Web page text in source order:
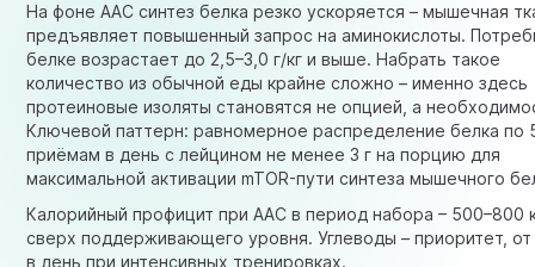
На фоне ААС синтез белка резко ускоряется – мышечная
предъявляет повышенный запрос на аминокислоты.
белке возрастает до 2,5–3,0 г/кг и выше. Набрать такое
количество из обычной еды крайне сложно – именно здесь
протеиновые изоляты становятся не опцией, а
Ключевой паттерн: равномерное распределение белка по
приёмам в день с лейцином не менее 3 г на порцию для
максимальной активации mTOR-пути синтеза мышечного
Калорийный профицит при ААС в период набора – 500–800
сверх поддерживающего уровня. Углеводы – приоритет, от
в день при интенсивных тренировках.